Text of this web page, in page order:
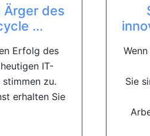
Ärger des
...
Erfolg des
IT-
zu.
erhalten Sie
Sie